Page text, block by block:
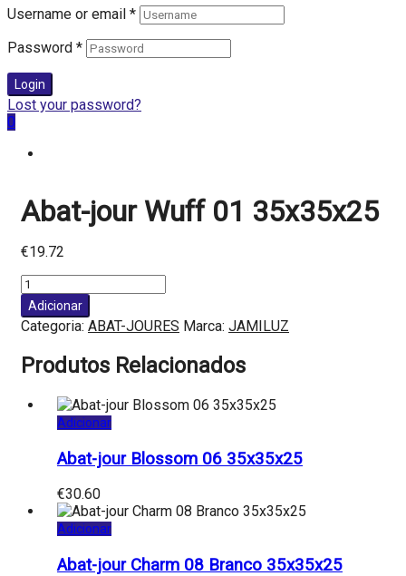
Username or email *
Password *
Login
Lost your password?
0
Abat-jour Wuff 01 35x35x25
€19.72
Quantidade
de
Abat-
jour
01
Adicionar
Categoria: ABAT-JOURES Marca: JAMILUZ
Produtos Relacionados
Adicionar
Abat-jour Blossom 06 35x35x25
€30.60
Adicionar
Abat-jour Charm 08 Branco 35x35x25